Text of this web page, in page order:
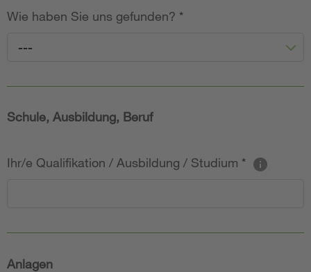
Wie haben Sie uns gefunden? *
---
Schule, Ausbildung, Beruf
Ihr/e Qualifikation / Ausbildung / Studium *
Anlagen